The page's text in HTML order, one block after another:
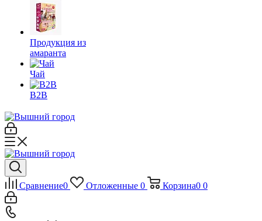
Продукция из
амаранта
Чай
B2B
Сравнение0 Отложенные 0 Корзина0 0